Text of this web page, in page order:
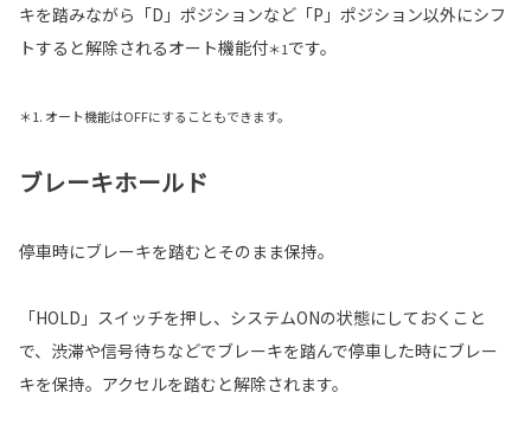
キを踏みながら「D」ポジションなど「P」ポジション以外にシフ
トすると解除されるオート機能付＊1です。
＊1. オート機能はOFFにすることもできます。
ブレーキホールド
停車時にブレーキを踏むとそのまま保持。
「HOLD」スイッチを押し、システムONの状態にしておくこと
で、渋滞や信号待ちなどでブレーキを踏んで停車した時にブレー
キを保持。アクセルを踏むと解除されます。